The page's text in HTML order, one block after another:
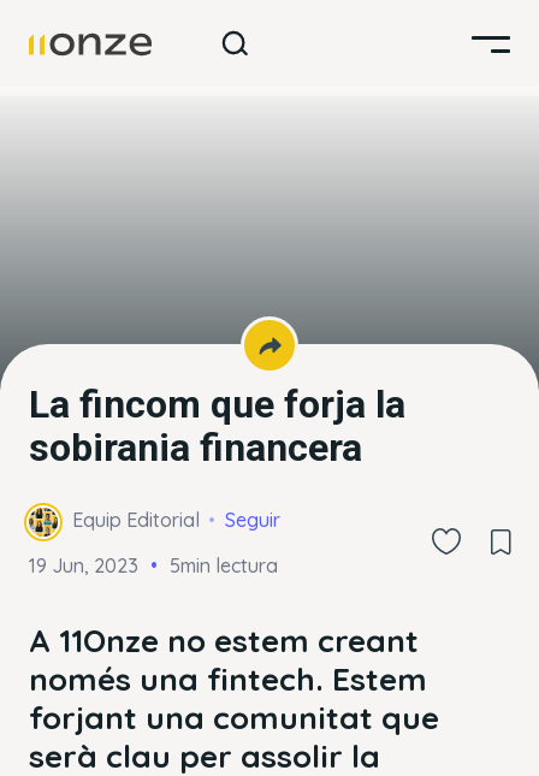
La fincom que forja la
sobirania financera
Equip Editorial
Seguir
19 Jun, 2023
5min lectura
A 11Onze no estem creant
només una fintech. Estem
forjant una comunitat que
serà clau per assolir la